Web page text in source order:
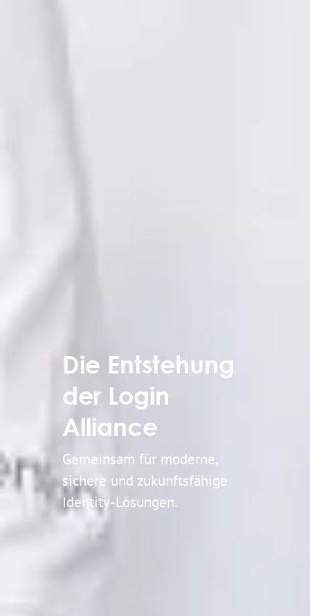
Die Entstehung
der Login
Alliance
Gemeinsam für moderne,
sichere und zukunftsfähige
Identity-Lösungen.